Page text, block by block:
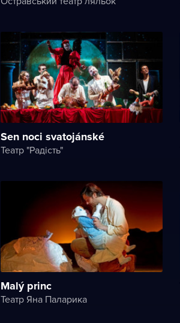
Sen noci svatojánské
Театр "Радість"
Malý princ
Театр Яна Паларика